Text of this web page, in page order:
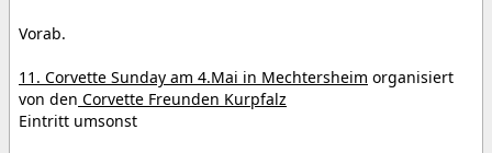
Vorab.
11. Corvette Sunday am 4.Mai in Mechtersheim organisiert
von den Corvette Freunden Kurpfalz
Eintritt umsonst